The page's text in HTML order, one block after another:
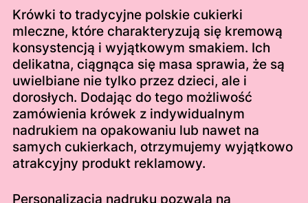
Krówki to tradycyjne polskie cukierki
mleczne, które charakteryzują się kremową
konsystencją i wyjątkowym smakiem. Ich
delikatna, ciągnąca się masa sprawia, że są
uwielbiane nie tylko przez dzieci, ale i
dorosłych. Dodając do tego możliwość
zamówienia krówek z indywidualnym
nadrukiem na opakowaniu lub nawet na
samych cukierkach, otrzymujemy wyjątkowo
atrakcyjny produkt reklamowy.
Personalizacja nadruku pozwala na